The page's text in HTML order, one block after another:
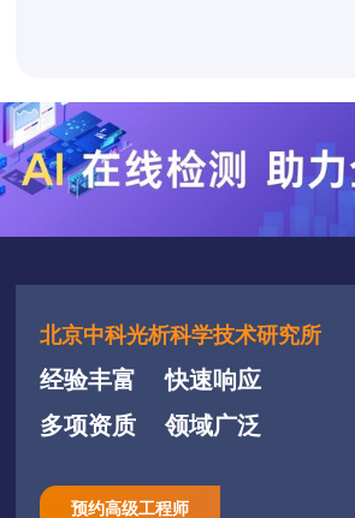
北京中科光析科学技术研究所
经验丰富
快速响应
多项资质
领域广泛
预约高级工程师